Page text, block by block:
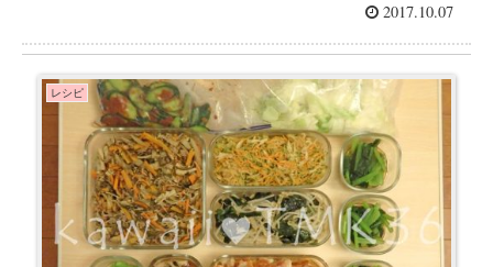
2017.10.07
レシピ